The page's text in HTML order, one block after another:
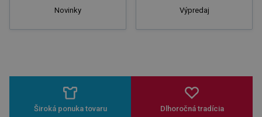
Novinky Výpredaj
Široká ponuka tovaru Dlhoročná tradícia